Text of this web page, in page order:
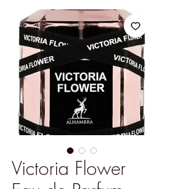
Victoria Flower